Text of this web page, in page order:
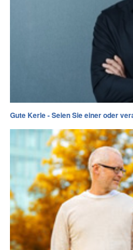
Gute Kerle - Seien Sie einer oder